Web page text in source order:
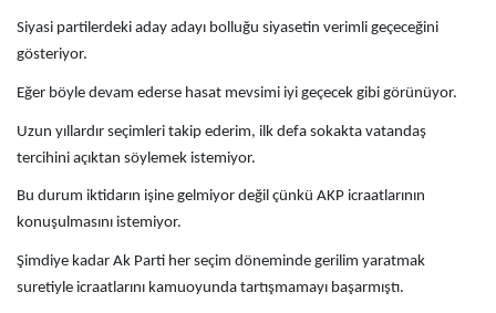
Siyasi partilerdeki aday adayı bolluğu siyasetin verimli geçeceğini
gösteriyor.
Eğer böyle devam ederse hasat mevsimi iyi geçecek gibi görünüyor.
Uzun yıllardır seçimleri takip ederim, ilk defa sokakta vatandaş
tercihini açıktan söylemek istemiyor.
Bu durum iktidarın işine gelmiyor değil çünkü AKP icraatlarının
konuşulmasını istemiyor.
Şimdiye kadar Ak Parti her seçim döneminde gerilim yaratmak
suretiyle icraatlarını kamuoyunda tartışmamayı başarmıştı.